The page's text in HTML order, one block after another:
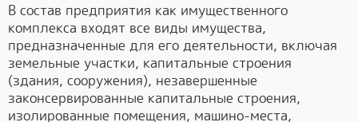
В состав предприятия как имущественного
комплекса входят все виды имущества,
предназначенные для его деятельности, включая
земельные участки, капитальные строения
(здания, сооружения), незавершенные
законсервированные капитальные строения,
изолированные помещения, машино-места,